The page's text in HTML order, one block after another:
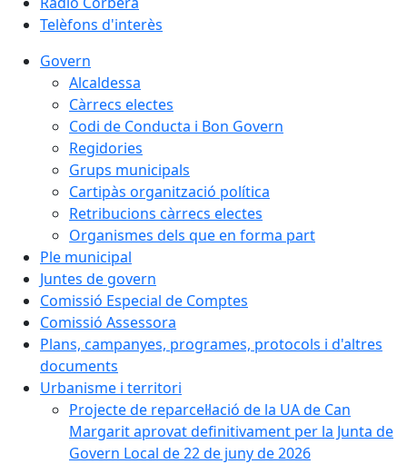
Telèfons d'interès
Govern
Alcaldessa
Càrrecs electes
Codi de Conducta i Bon Govern
Regidories
Grups municipals
Cartipàs organització política
Retribucions càrrecs electes
Organismes dels que en forma part
Ple municipal
Juntes de govern
Comissió Especial de Comptes
Comissió Assessora
Plans, campanyes, programes, protocols i d'altres
documents
Urbanisme i territori
Projecte de reparcel·lació de la UA de Can
Margarit aprovat definitivament per la Junta de
Govern Local de 22 de juny de 2026